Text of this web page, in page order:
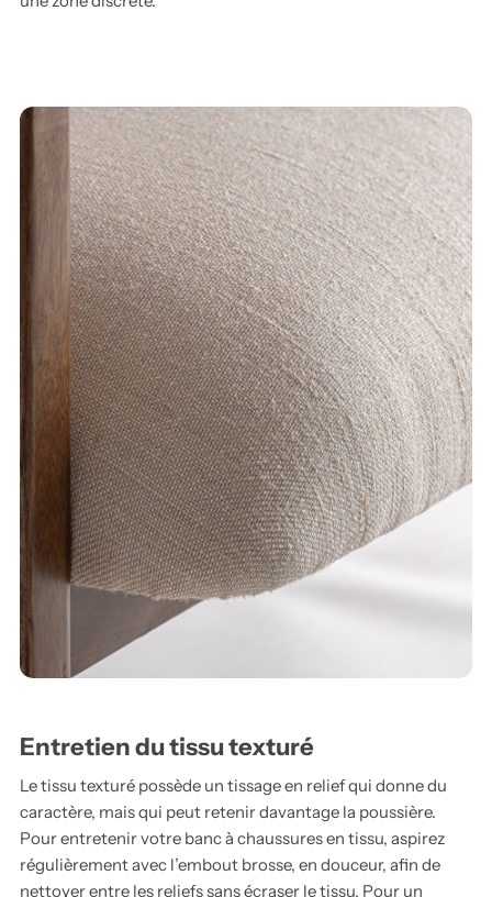
Entretien du tissu texturé
Le tissu texturé possède un tissage en relief qui donne du
caractère, mais qui peut retenir davantage la poussière.
Pour entretenir votre banc à chaussures en tissu, aspirez
régulièrement avec l’embout brosse, en douceur, afin de
nettoyer entre les reliefs sans écraser le tissu. Pour un